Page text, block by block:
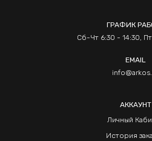
ГРАФИК
Сб-Чт 6:30 - 14:30,
EMAIL
АККАУНТ
Личный
История